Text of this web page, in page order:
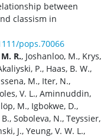
between
classism in
pops.70066
R., Joshanloo, M., Krys,
P., Haas, B. W.,
M., Iter, N.,
V. L., Aminnuddin,
M., Igbokwe, D.,
Soboleva, N., Teyssier,
J., Yeung, V. W. L.,